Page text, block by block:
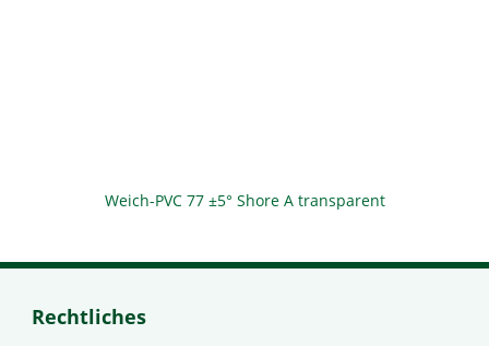
Weich-PVC 77 ±5° Shore A transparent
Rechtliches